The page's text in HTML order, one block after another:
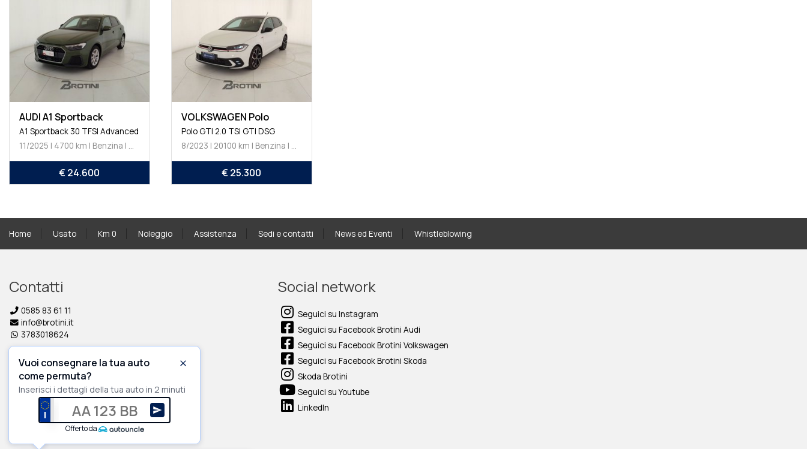
AUDI A1 Sportback
A1 Sportback 30 TFSI Advanced
11/2025 | 4700 km | Benzina | Manuale
€ 24.600
VOLKSWAGEN Polo
Polo GTI 2.0 TSI GTI DSG
8/2023 | 20100 km | Benzina | Automatico
€ 25.300
Home Usato Km 0 Noleggio Assistenza Sedi e contatti News ed Eventi Whistleblowing
Contatti
0585 83 61 11
info@brotini.it
3783018624
Links
Volkswagen Dealer Brotini
Skoda Dealer Brotini
Audi Dealer Brotini
Social network
Seguici su Instagram
Seguici su Facebook Brotini Audi
Seguici su Facebook Brotini Volkswagen
Seguici su Facebook Brotini Skoda
Skoda Brotini
Seguici su Youtube
LinkedIn
Vuoi consegnare la tua auto
come permuta?
Chiudi
Inserisci i dettagli della tua auto in 2 minuti
AA 123 BB
Ricevi una valutazione della tua auto senza impegno
Offerto da